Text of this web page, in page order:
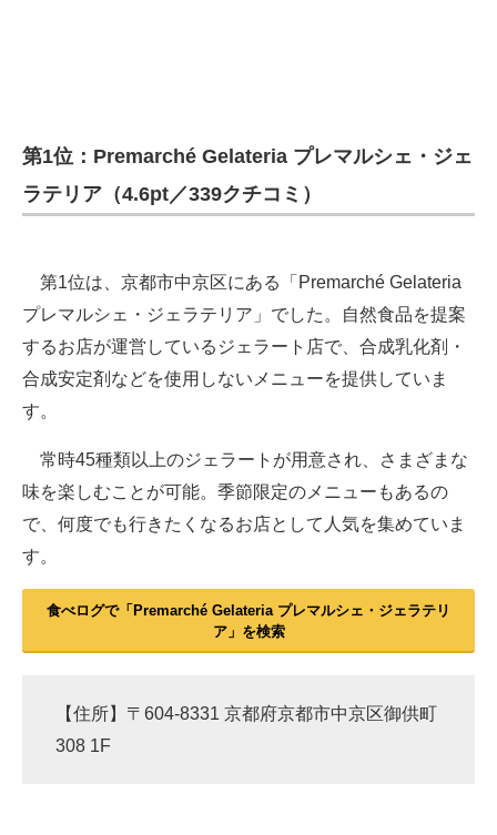
第1位：Premarché Gelateria プレマルシェ・ジェ
ラテリア（4.6pt／339クチコミ）
第1位は、京都市中京区にある「Premarché Gelateria
プレマルシェ・ジェラテリア」でした。自然食品を提案
するお店が運営しているジェラート店で、合成乳化剤・
合成安定剤などを使用しないメニューを提供していま
す。
常時45種類以上のジェラートが用意され、さまざまな
味を楽しむことが可能。季節限定のメニューもあるの
で、何度でも行きたくなるお店として人気を集めていま
す。
食べログで「Premarché Gelateria プレマルシェ・ジェラテリ
ア」を検索
【住所】〒604-8331 京都府京都市中京区御供町
308 1F